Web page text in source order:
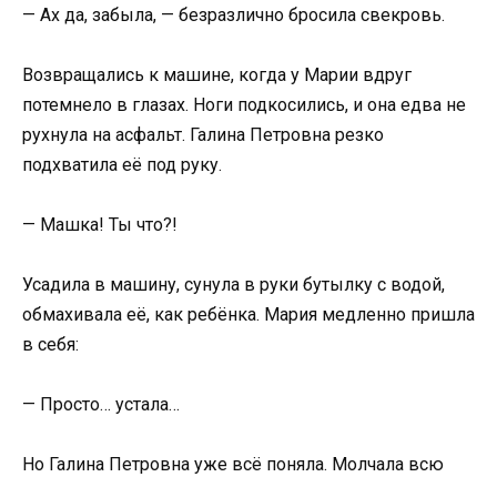
— Ах да, забыла, — безразлично бросила свекровь.
Возвращались к машине, когда у Марии вдруг
потемнело в глазах. Ноги подкосились, и она едва не
рухнула на асфальт. Галина Петровна резко
подхватила её под руку.
— Машка! Ты что?!
Усадила в машину, сунула в руки бутылку с водой,
обмахивала её, как ребёнка. Мария медленно пришла
в себя:
— Просто… устала…
Но Галина Петровна уже всё поняла. Молчала всю